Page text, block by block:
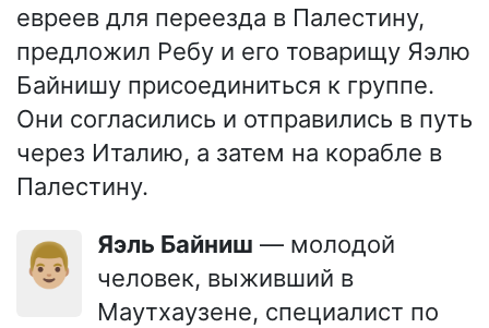
евреев для переезда в Палестину,
предложил Ребу и его товарищу Яэлю
Байнишу присоединиться к группе.
Они согласились и отправились в путь
через Италию, а затем на корабле в
Палестину.
👨🏼 Яэль Байниш — молодой
человек, выживший в
Маутхаузене, специалист по